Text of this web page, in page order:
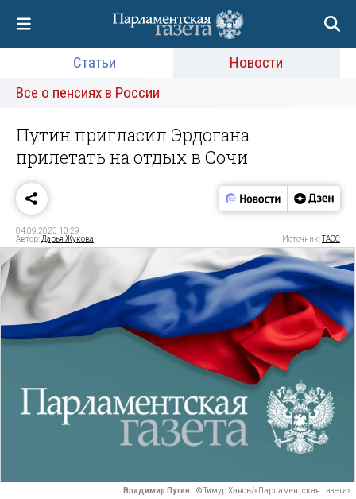
Статьи
Новости
Все о пенсиях в России
Путин пригласил Эрдогана
прилетать на отдых в Сочи
04.09.2023 13:29
Автор: Дарья Жукова Источник:ТАСС
Владимир Путин. © Тимур Ханов/«Парламентская газета»